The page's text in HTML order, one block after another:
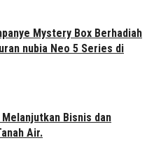
Mystery Box Berhadiah
nubia Neo 5 Series di
Melanjutkan Bisnis dan
Air.